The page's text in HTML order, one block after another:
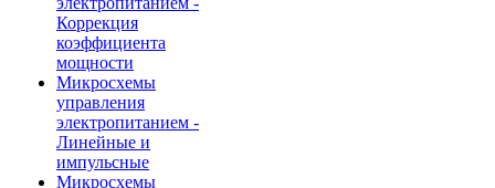
Коррекция
коэффициента
мощности
Микросхемы
управления
электропитанием -
Линейные и
импульсные
Микросхемы